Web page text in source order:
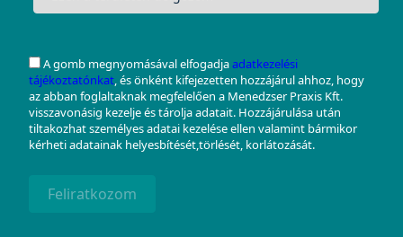
A gomb megnyomásával elfogadjaadatkezelési
tájékoztatónkat, és önként kifejezetten hozzájárul ahhoz, hogy
az abban foglaltaknak megfelelően a Menedzser Praxis Kft.
visszavonásig kezelje és tárolja adatait. Hozzájárulása után
tiltakozhat személyes adatai kezelése ellen valamint bármikor
kérheti adatainak helyesbítését,törlését, korlátozását.
Feliratkozom